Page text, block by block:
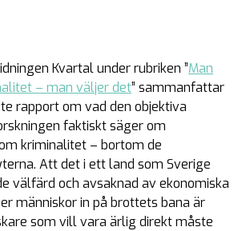
Kvartal under rubriken ”Man
– man väljer det” sammanfattar
rapport om vad den objektiva
faktiskt säger om
kriminalitet – bortom de
Att det i ett land som Sverige
välfärd och avsaknad av ekonomiska
människor in på brottets bana är
som vill vara ärlig direkt måste